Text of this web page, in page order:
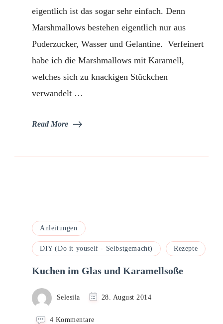
eigentlich ist das sogar sehr einfach. Denn
Marshmallows bestehen eigentlich nur aus
Puderzucker, Wasser und Gelantine. Verfeinert
habe ich die Marshmallows mit Karamell,
welches sich zu knackigen Stückchen
verwandelt …
Read More
Anleitungen
DIY (Do it youself - Selbstgemacht) Rezepte
Kuchen im Glas und Karamellsoße
Selesila 28. August 2014
4 Kommentarezu